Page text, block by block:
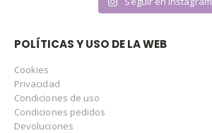
POLÍTICAS Y USO DE LA WEB
Cookies
Privacidad
Condiciones de uso
Condiciones pedidos
Devoluciones